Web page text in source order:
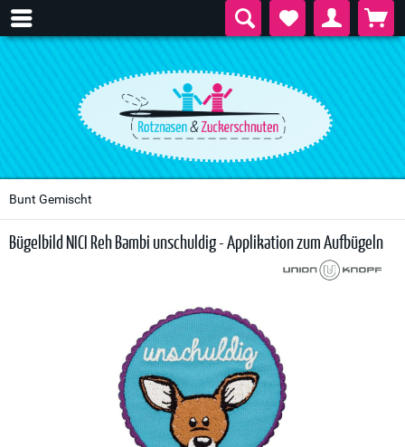
Bunt Gemischt
Bügelbild NICI Reh Bambi unschuldig - Applikation zum Aufbügeln